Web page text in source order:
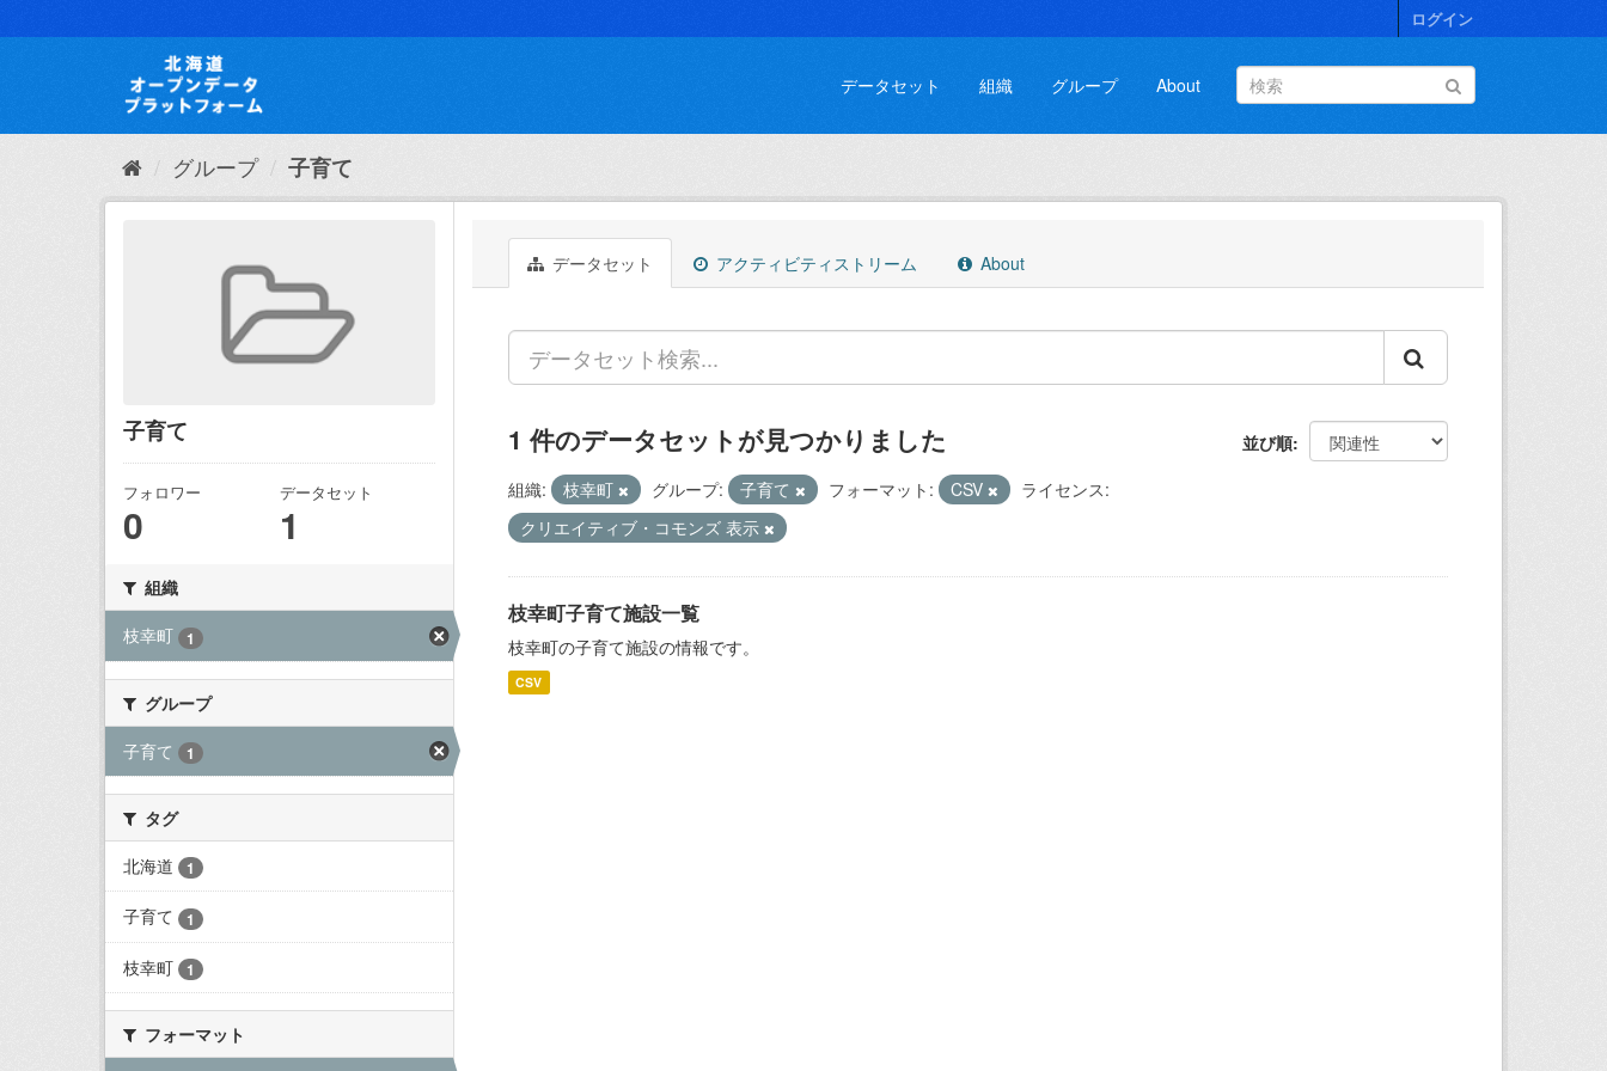
キ
て
ログイン
データセット 組織 グループ About
グループ 子育て
子育て
フォロワー
0
データセット
1
組織
枝幸町
1
グループ
子育て
1
タグ
北海道
1
子育て 1
枝幸町 1
フォーマット
データセット アクティビティストリーム About
並び順
1 件のデータセットが見つかりました
組織: 枝幸町 グループ: 子育て フォーマット: CSV
ライセンス:
クリエイティブ・コモンズ 表示
枝幸町子育て施設一覧
枝幸町の子育て施設の情報です。
CSV